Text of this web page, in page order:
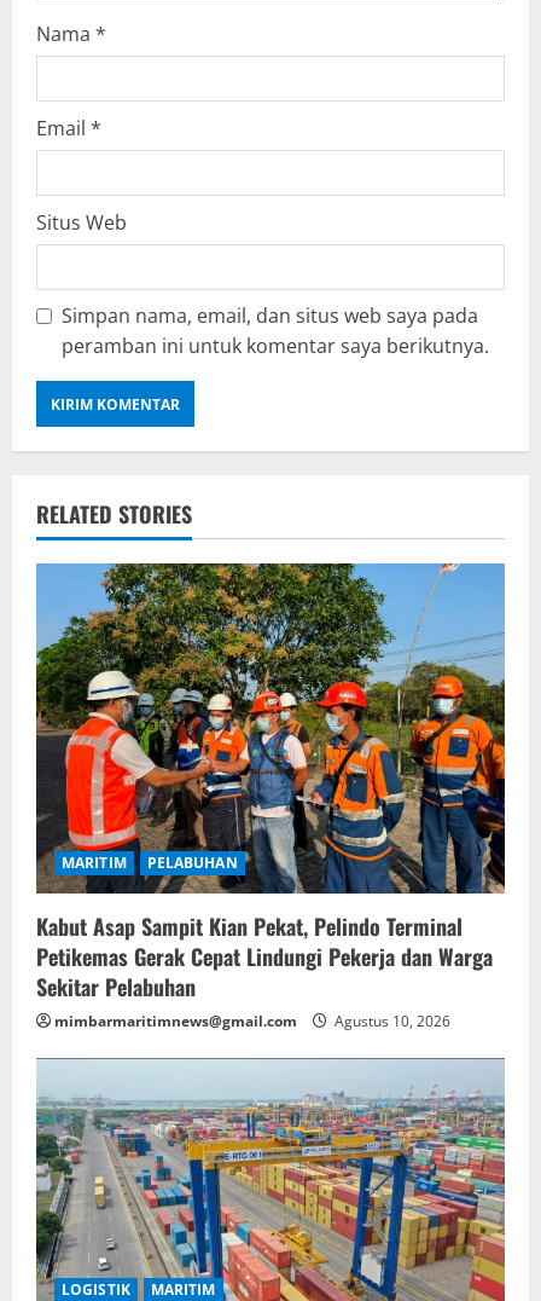
Nama *
Email *
Situs Web
Simpan nama, email, dan situs web saya pada
peramban ini untuk komentar saya berikutnya.
RELATED STORIES
MARITIM PELABUHAN
Kabut Asap Sampit Kian Pekat, Pelindo Terminal
Petikemas Gerak Cepat Lindungi Pekerja dan Warga
Sekitar Pelabuhan
mimbarmaritimnews@gmail.com Agustus 10, 2026
LOGISTIK MARITIM